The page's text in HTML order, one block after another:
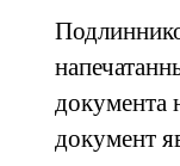
документа
документ